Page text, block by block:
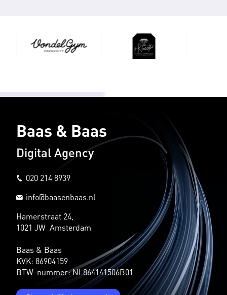
Baas & Baas
Digital Agency
020 214 8939
info@baasenbaas.nl
Hamerstraat 24,
1021 JW Amsterdam
Baas & Baas
KVK: 86904159
BTW-nummer: NL864141506B01